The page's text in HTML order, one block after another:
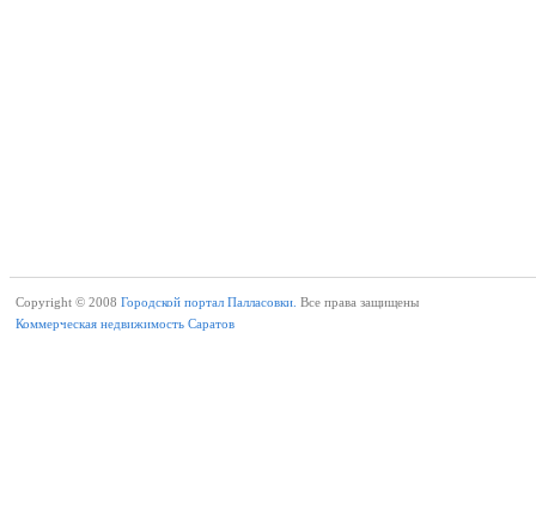
Copyright © 2008 Городской портал Палласовки. Все права защищены
Коммерческая недвижимость Саратов